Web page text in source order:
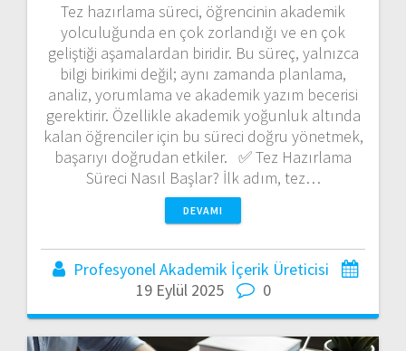
Tez hazırlama süreci, öğrencinin akademik
yolculuğunda en çok zorlandığı ve en çok
geliştiği aşamalardan biridir. Bu süreç, yalnızca
bilgi birikimi değil; aynı zamanda planlama,
analiz, yorumlama ve akademik yazım becerisi
gerektirir. Özellikle akademik yoğunluk altında
kalan öğrenciler için bu süreci doğru yönetmek,
başarıyı doğrudan etkiler. ✅ Tez Hazırlama
Süreci Nasıl Başlar? İlk adım, tez…
DEVAMI
Profesyonel Akademik İçerik Üreticisi
19 Eylül 2025
0